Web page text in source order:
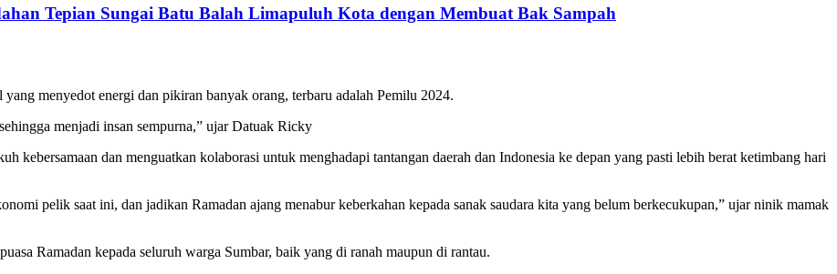
Tepian Sungai Batu Balah Limapuluh Kota dengan Membuat Bak Sampah
menyedot energi dan pikiran banyak orang, terbaru adalah Pemilu 2024.
menjadi insan sempurna,” ujar Datuak Ricky
kebersamaan dan menguatkan kolaborasi untuk menghadapi tantangan daerah dan Indonesia ke depan yang pasti lebih berat ketimbang hari
pelik saat ini, dan jadikan Ramadan ajang menabur keberkahan kepada sanak saudara kita yang belum berkecukupan,” ujar ninik mamak
Ramadan kepada seluruh warga Sumbar, baik yang di ranah maupun di rantau.